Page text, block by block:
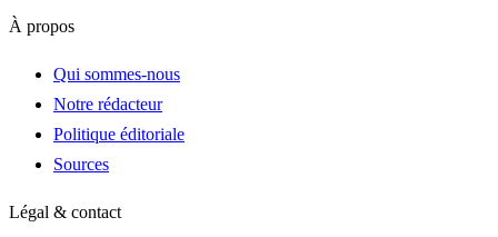
À propos
Qui sommes-nous
Notre rédacteur
Politique éditoriale
Sources
Légal & contact